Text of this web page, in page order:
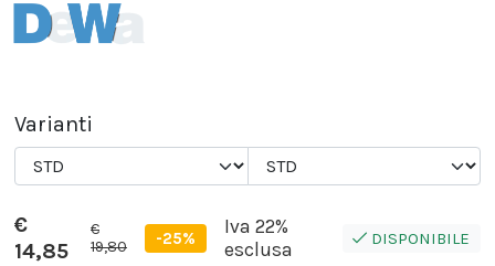
Varianti
€
14,85
€
19,80
-25%
Iva 22%
esclusa
DISPONIBILE